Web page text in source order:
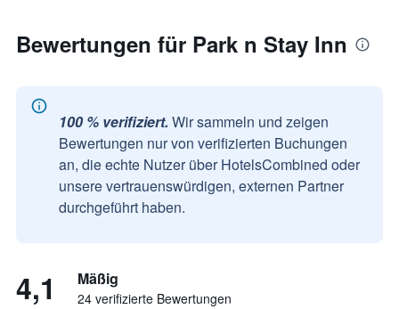
Bewertungen für Park n Stay Inn
100 % verifiziert. Wir sammeln und zeigen
Bewertungen nur von verifizierten Buchungen
an, die echte Nutzer über HotelsCombined oder
unsere vertrauenswürdigen, externen Partner
durchgeführt haben.
4,1 Mäßig
24 verifizierte Bewertungen